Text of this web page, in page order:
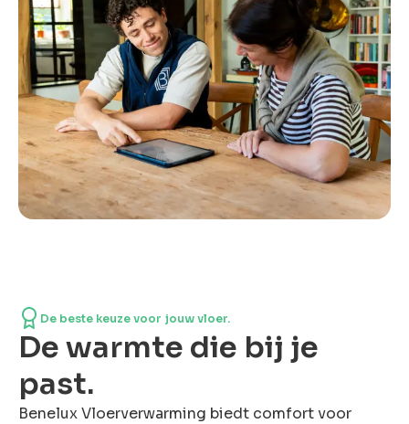
De beste keuze voor jouw vloer.
De warmte die bij je
past.
Benelux Vloerverwarming biedt comfort voor